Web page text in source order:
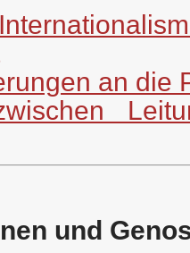
an die
und